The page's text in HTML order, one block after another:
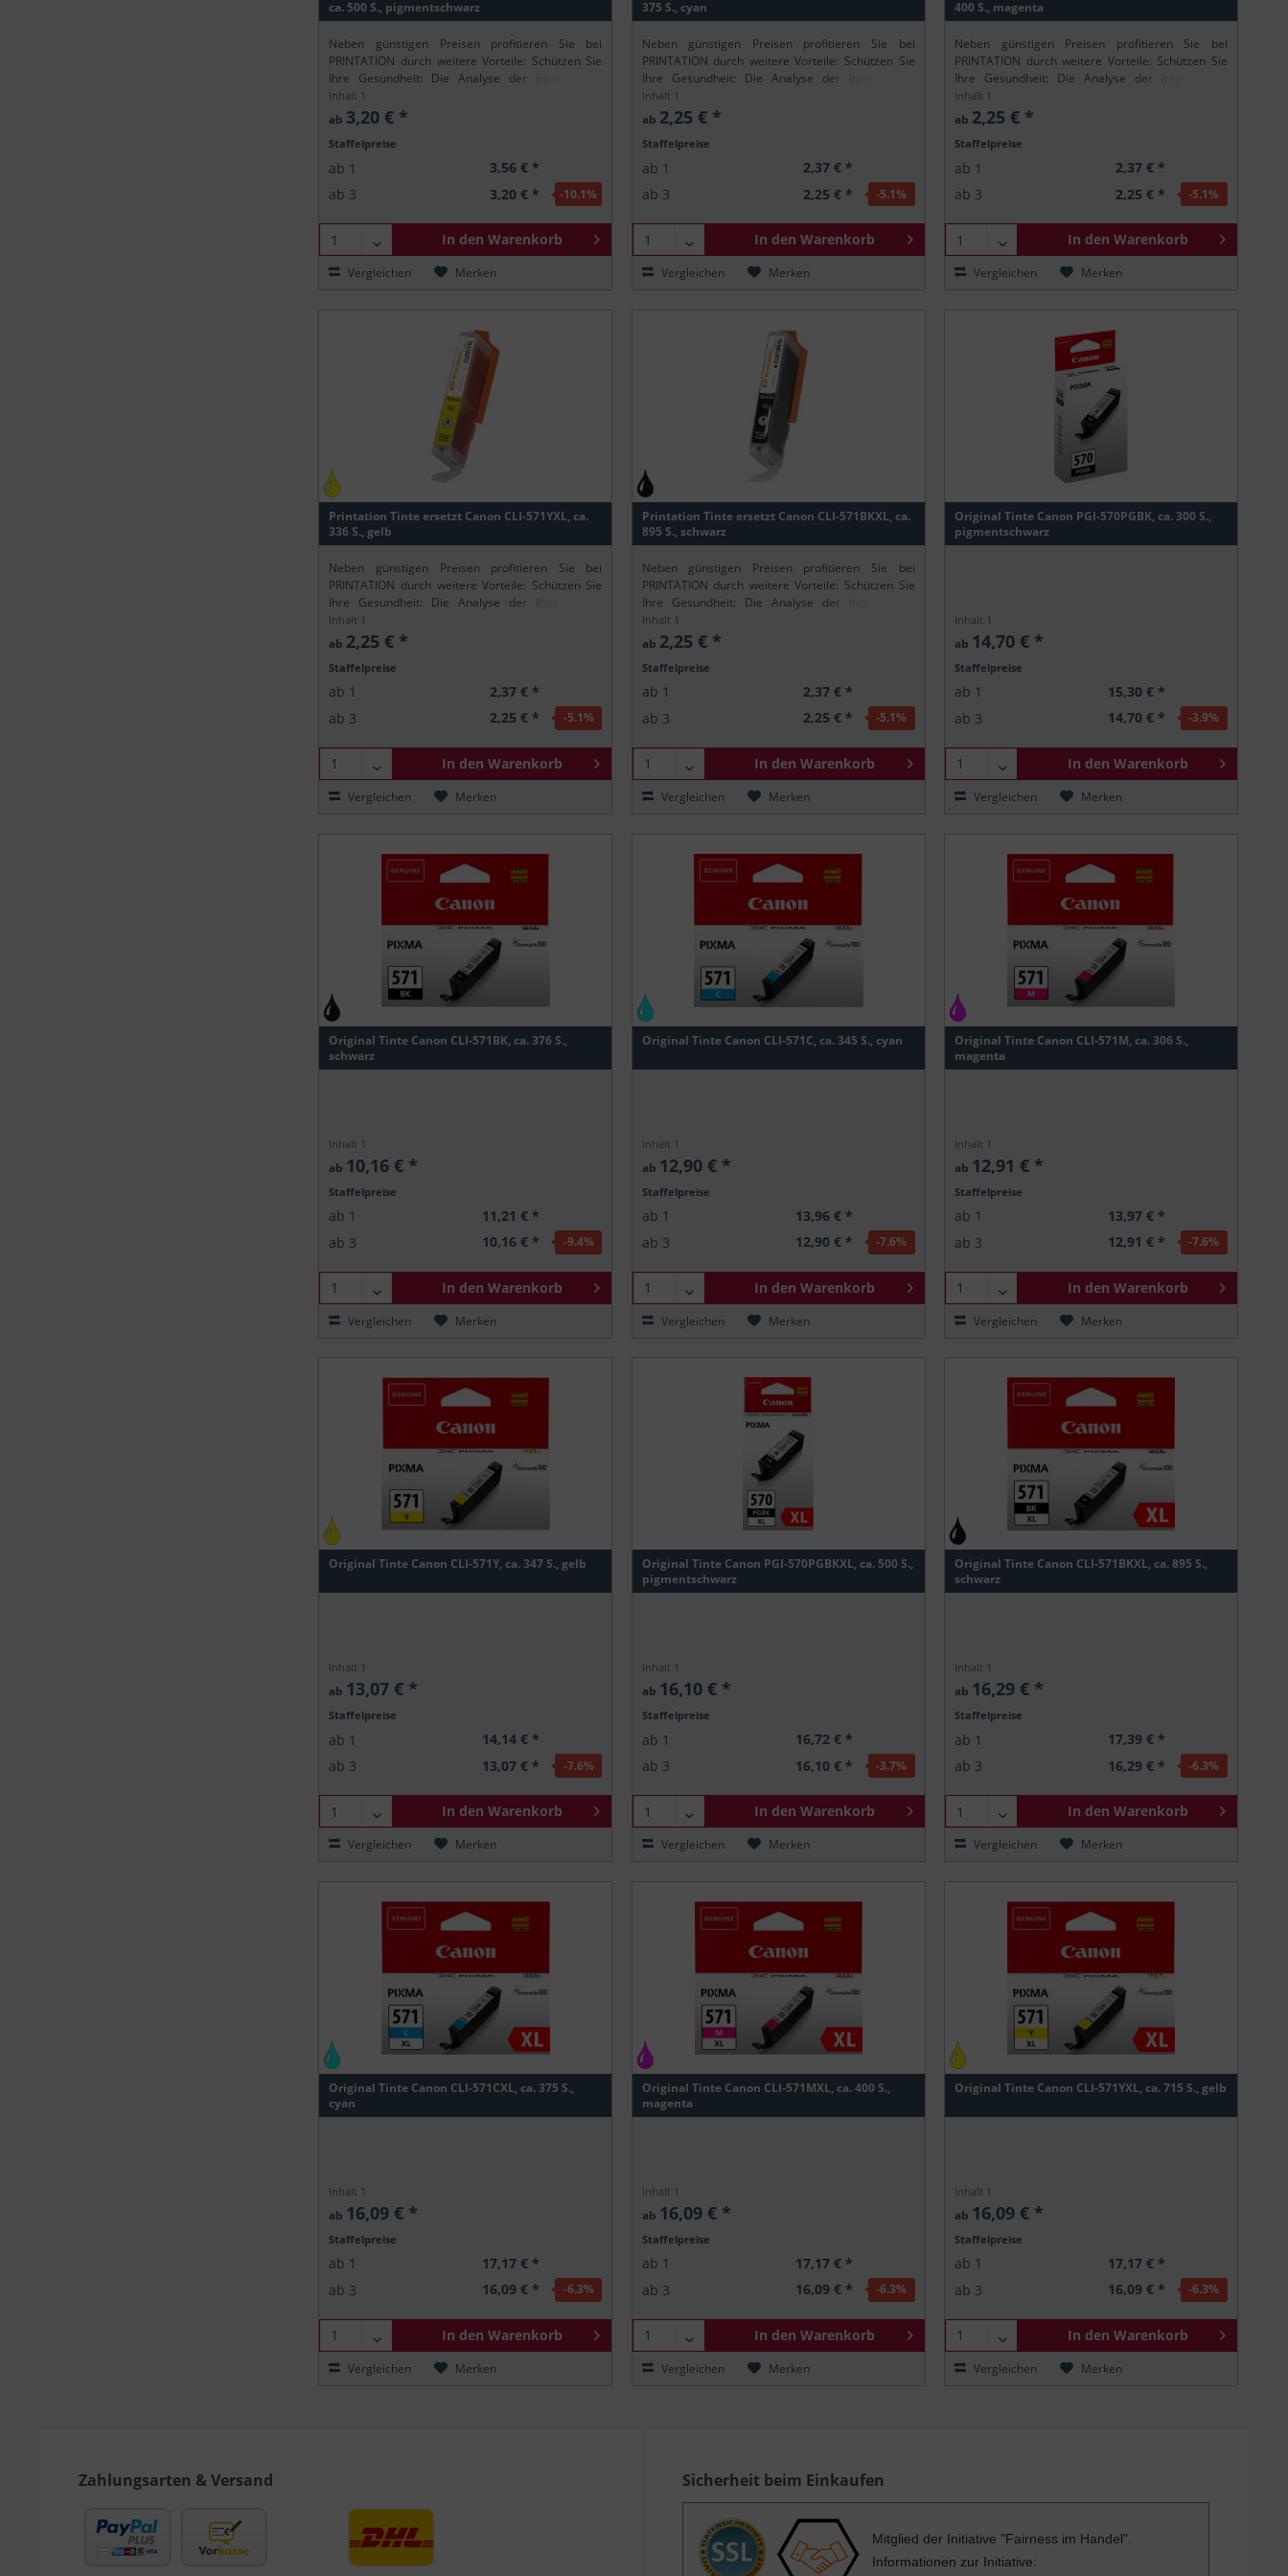
Canon PIXMA MG6851
Canon PIXMA MG6852
Canon PIXMA MG6853
Canon PIXMA MG7751
Canon PIXMA MG7752
Canon PIXMA MG7753
Canon PIXMA TS5050
Canon PIXMA TS5051
Canon PIXMA TS5053
Canon PIXMA TS5055
Canon PIXMA TS6051
Canon PIXMA TS6052
Canon PIXMA TS8050
Canon PIXMA TS8051
Canon PIXMA TS8052
Canon PIXMA TS8053
Canon PIXMA TS9050
Canon PIXMA TS9055
375
376
400
500
715
895
ca. 500 S., pigmentschwarz
Neben günstigen Preisen profitieren Sie bei
PRINTATION durch weitere Vorteile: Schützen Sie
Ihre Gesundheit: Die Analyse der Inhaltsstoffe
gemäß der europäischen REACH-Verordnung stellt
sicher, dass alle Printation-Produkte nur...
Inhalt 1
ab 3,20 € *
Staffelpreise
ab 1
3,56 € *
ab 3 3,20 € * -10.1%
In den Warenkorb
Vergleichen Merken
375 S., cyan
Neben günstigen Preisen profitieren Sie bei
PRINTATION durch weitere Vorteile: Schützen Sie
Ihre Gesundheit: Die Analyse der Inhaltsstoffe
gemäß der europäischen REACH-Verordnung stellt
sicher, dass alle Printation-Produkte nur...
Inhalt 1
ab 2,25 € *
Staffelpreise
ab 1
2,37 € *
ab 3 2,25 € * -5.1%
In den Warenkorb
Vergleichen Merken
400 S., magenta
Neben günstigen Preisen profitieren Sie bei
PRINTATION durch weitere Vorteile: Schützen Sie
Ihre Gesundheit: Die Analyse der Inhaltsstoffe
gemäß der europäischen REACH-Verordnung stellt
sicher, dass alle Printation-Produkte nur...
Inhalt 1
ab 2,25 € *
Staffelpreise
ab 1
2,37 € *
ab 3 2,25 € * -5.1%
In den Warenkorb
Vergleichen Merken
Printation Tinte ersetzt Canon CLI-571YXL, ca.
336 S., gelb
Neben günstigen Preisen profitieren Sie bei
PRINTATION durch weitere Vorteile: Schützen Sie
Ihre Gesundheit: Die Analyse der Inhaltsstoffe
gemäß der europäischen REACH-Verordnung stellt
sicher, dass alle Printation-Produkte nur...
Inhalt 1
ab 2,25 € *
Staffelpreise
ab 1
2,37 € *
ab 3 2,25 € * -5.1%
In den Warenkorb
Vergleichen Merken
Printation Tinte ersetzt Canon CLI-571BKXL, ca.
895 S., schwarz
Neben günstigen Preisen profitieren Sie bei
PRINTATION durch weitere Vorteile: Schützen Sie
Ihre Gesundheit: Die Analyse der Inhaltsstoffe
gemäß der europäischen REACH-Verordnung stellt
sicher, dass alle Printation-Produkte nur...
Inhalt 1
ab 2,25 € *
Staffelpreise
ab 1
2,37 € *
ab 3 2,25 € * -5.1%
In den Warenkorb
Vergleichen Merken
Original Tinte Canon PGI-570PGBK, ca. 300 S.,
pigmentschwarz
Inhalt 1
ab 14,70 € *
Staffelpreise
ab 1
15,30 € *
ab 3 14,70 € * -3.9%
In den Warenkorb
Vergleichen Merken
Original Tinte Canon CLI-571BK, ca. 376 S.,
schwarz
Inhalt 1
ab 10,16 € *
Staffelpreise
ab 1
11,21 € *
ab 3 10,16 € * -9.4%
In den Warenkorb
Vergleichen Merken
Original Tinte Canon CLI-571C, ca. 345 S., cyan
Inhalt 1
ab 12,90 € *
Staffelpreise
ab 1
13,96 € *
ab 3 12,90 € * -7.6%
In den Warenkorb
Vergleichen Merken
Original Tinte Canon CLI-571M, ca. 306 S.,
magenta
Inhalt 1
ab 12,91 € *
Staffelpreise
ab 1
13,97 € *
ab 3 12,91 € * -7.6%
In den Warenkorb
Vergleichen Merken
Original Tinte Canon CLI-571Y, ca. 347 S., gelb
Inhalt 1
ab 13,07 € *
Staffelpreise
ab 1
14,14 € *
ab 3 13,07 € * -7.6%
In den Warenkorb
Vergleichen Merken
Original Tinte Canon PGI-570PGBKXL, ca. 500 S.,
pigmentschwarz
Inhalt 1
ab 16,10 € *
Staffelpreise
ab 1
16,72 € *
ab 3 16,10 € * -3.7%
In den Warenkorb
Vergleichen Merken
Original Tinte Canon CLI-571BKXL, ca. 895 S.,
schwarz
Inhalt 1
ab 16,29 € *
Staffelpreise
ab 1
17,39 € *
ab 3 16,29 € * -6.3%
In den Warenkorb
Vergleichen Merken
Original Tinte Canon CLI-571CXL, ca. 375 S.,
cyan
Inhalt 1
ab 16,09 € *
Staffelpreise
ab 1
17,17 € *
ab 3 16,09 € * -6.3%
In den Warenkorb
Vergleichen Merken
Original Tinte Canon CLI-571MXL, ca. 400 S.,
magenta
Inhalt 1
ab 16,09 € *
Staffelpreise
ab 1
17,17 € *
ab 3 16,09 € * -6.3%
In den Warenkorb
Vergleichen Merken
Original Tinte Canon CLI-571YXL, ca. 715 S., gelb
Inhalt 1
ab 16,09 € *
Staffelpreise
ab 1
17,17 € *
ab 3 16,09 € * -6.3%
In den Warenkorb
Vergleichen Merken
Zahlungsarten & Versand Sicherheit beim Einkaufen
Mitglied der Initiative "Fairness im Handel".
Informationen zur Initiative: